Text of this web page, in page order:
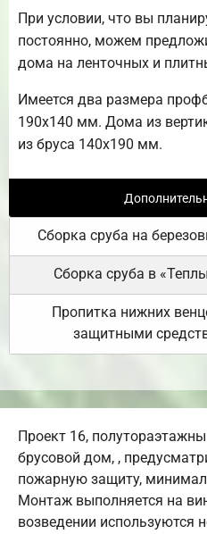
При условии, что вы
постоянно, можем
дома на ленточных и
Имеется два размера
190х140 мм. Дома из
из бруса 140х190 мм.
Сборка сруба на
Сборка сруба в
Пропитка нижних
защитными
Проект 16,
брусовой дом, ,
пожарную защиту,
Монтаж выполняется на
возведении используются